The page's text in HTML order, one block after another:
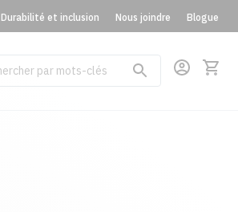
Durabilité et inclusion Nous joindre Blogue